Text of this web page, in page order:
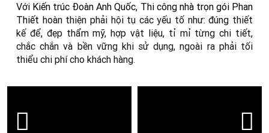
Với Kiến trúc Đoàn Anh Quốc, Thi công nhà trọn gói Phan
Thiết hoàn thiện phải hội tụ các yếu tố như: đúng thiết
kế để, đẹp thẩm mỹ, hợp vật liệu, tỉ mỉ từng chi tiết,
chắc chắn và bền vững khi sử dụng, ngoài ra phải tối
thiểu chi phí cho khách hàng.